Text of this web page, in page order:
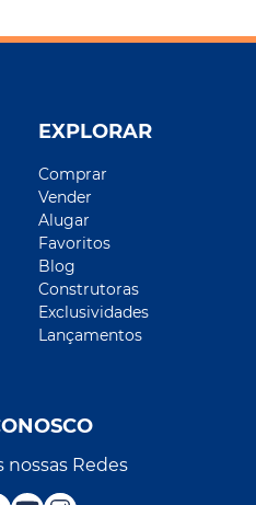
EXPLORAR
Comprar
Vender
Alugar
Favoritos
Blog
Construtoras
Exclusividades
Lançamentos
nossas Redes